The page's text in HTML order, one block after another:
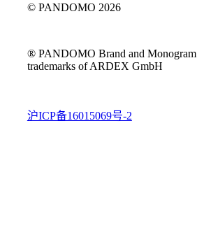
© PANDOMO 2026
® PANDOMO Brand and Monogram
trademarks of ARDEX GmbH
沪ICP备16015069号-2